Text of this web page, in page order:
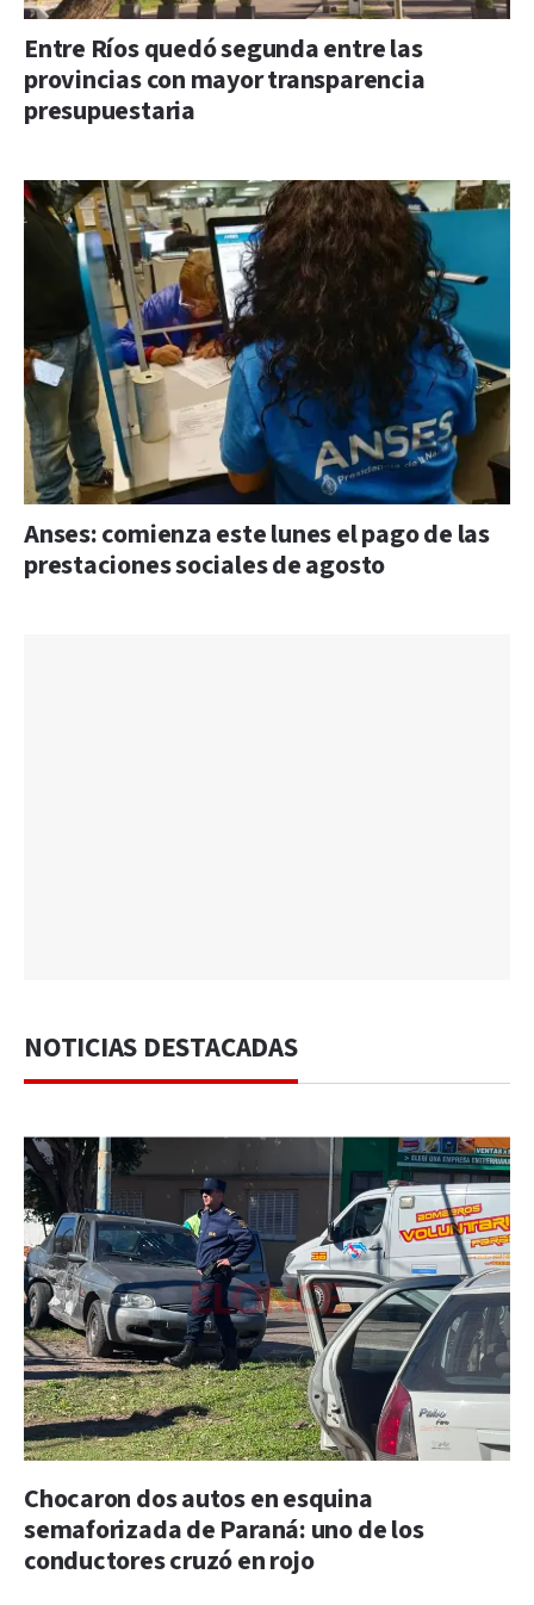
Entre Ríos quedó segunda entre las
provincias con mayor transparencia
presupuestaria
Anses: comienza este lunes el pago de las
prestaciones sociales de agosto
NOTICIAS DESTACADAS
Chocaron dos autos en esquina
semaforizada de Paraná: uno de los
conductores cruzó en rojo